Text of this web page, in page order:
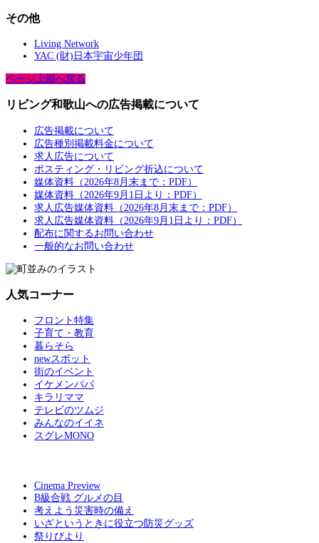
その他
Living Network
YAC (財)日本宇宙少年団
ページ上部へ戻る
リビング和歌山への広告掲載について
広告掲載について
広告種別掲載料金について
求人広告について
ポスティング・リビング折込について
媒体資料（2026年8月末まで：PDF）
媒体資料（2026年9月1日より：PDF）
求人広告媒体資料（2026年8月末まで：PDF）
求人広告媒体資料（2026年9月1日より：PDF）
配布に関するお問い合わせ
一般的なお問い合わせ
人気コーナー
フロント特集
子育て・教育
暮らそら
newスポット
街のイベント
イケメンパパ
キラリママ
テレビのツムジ
みんなのイイネ
スグレMONO
Cinema Preview
B級合戦 グルメの目
考えよう災害時の備え
いざというときに役立つ防災グッズ
祭りびより